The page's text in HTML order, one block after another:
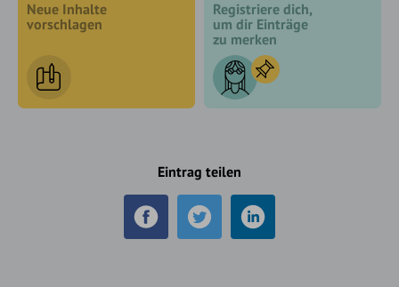
Neue Inhalte
vorschlagen
Registriere dich,
um dir Einträge
zu merken
Eintrag teilen